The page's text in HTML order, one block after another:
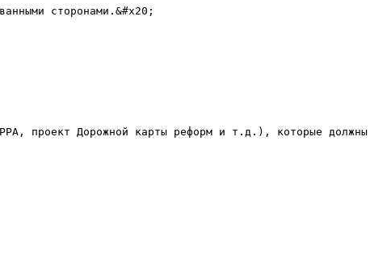
сторонами.&#x20;
проект Дорожной карты реформ и т.д.), которые должны